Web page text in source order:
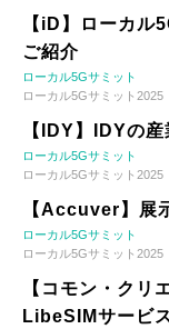
【iD】ローカ
ご紹介
ローカル5Gサミット
ローカル5Gサミット2025
【IDY】IDYの
ローカル5Gサミット
ローカル5Gサミット2025
【Accuver】展
ローカル5Gサミット
ローカル5Gサミット2025
【コモン・クリ
LibeSIMサービ